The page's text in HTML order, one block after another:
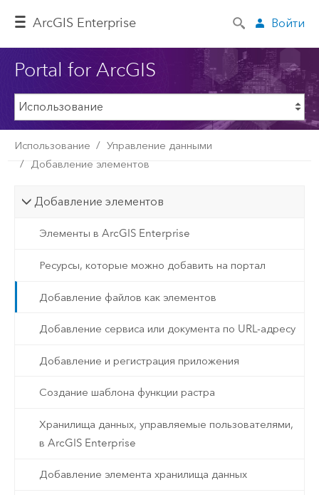
ArcGIS Enterprise Войти
Portal for ArcGIS
Использование
Управление данными
Добавление элементов
Добавление элементов
Элементы в ArcGIS Enterprise
Ресурсы, которые можно добавить на портал
Добавление файлов как элементов
Добавление сервиса или документа по URL-адресу
Добавление и регистрация приложения
Создание шаблона функции растра
Хранилища данных, управляемые пользователями,
в ArcGIS Enterprise
Добавление элемента хранилища данных